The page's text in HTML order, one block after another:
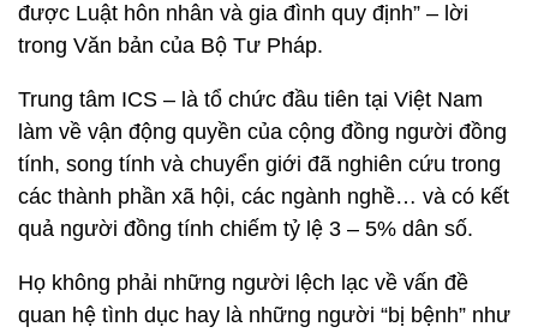
được Luật hôn nhân và gia đình quy định” – lời
trong Văn bản của Bộ Tư Pháp.
Trung tâm ICS – là tổ chức đầu tiên tại Việt Nam
làm về vận động quyền của cộng đồng người đồng
tính, song tính và chuyển giới đã nghiên cứu trong
các thành phần xã hội, các ngành nghề… và có kết
quả người đồng tính chiếm tỷ lệ 3 – 5% dân số.
Họ không phải những người lệch lạc về vấn đề
quan hệ tình dục hay là những người “bị bệnh” như